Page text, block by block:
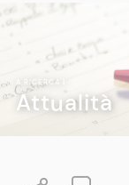
A RICERCA
Attualità